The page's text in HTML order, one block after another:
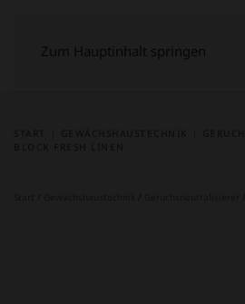
Zum Hauptinhalt springen